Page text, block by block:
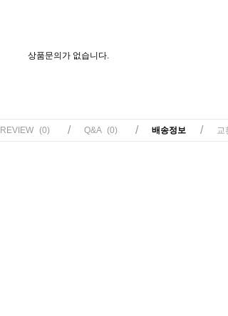
상품문의가 없습니다.
REVIEW (0) / Q&A (0) / 배송정보 / 교